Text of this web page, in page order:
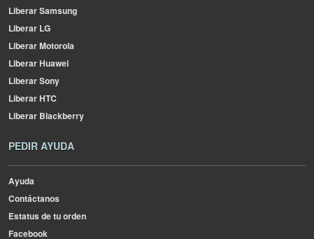
Liberar Samsung
Liberar LG
Liberar Motorola
Liberar Huawei
Liberar Sony
Liberar HTC
Liberar Blackberry
PEDIR AYUDA
Ayuda
Contáctanos
Estatus de tu orden
Facebook